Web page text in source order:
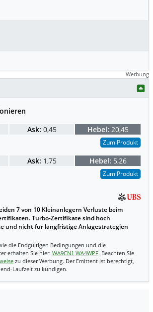
Werbung
Ask: 0,45 Hebel: 20,45
Zum Produkt
Ask: 1,75 Hebel: 5,26
Zum Produkt
7 von 10 Kleinanlegern Verluste beim
Turbo-Zertifikate sind hoch
und nicht für langfristige Anlagestrategien
die Endgültigen Bedingungen und die
erhalten Sie hier: WA9CN1 WA4WPF. Beachten Sie
zu dieser Werbung. Der Emittent ist berechtigt,
Laufzeit zu kündigen.